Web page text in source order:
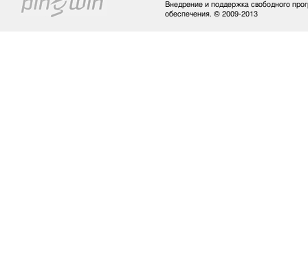
Внедрение и поддержка свободного
обеспечения. © 2009-2013